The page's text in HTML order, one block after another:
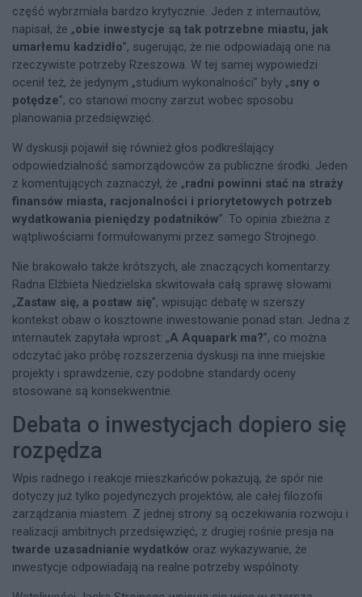
część wybrzmiała bardzo krytycznie. Jeden z internautów,
napisał, że „obie inwestycje są tak potrzebne miastu, jak
umarłemu kadzidło”, sugerując, że nie odpowiadają one na
rzeczywiste potrzeby Rzeszowa. W tej samej wypowiedzi
ocenił też, że jedynym „studium wykonalności” były „sny o
potędze”, co stanowi mocny zarzut wobec sposobu
planowania przedsięwzięć.
W dyskusji pojawił się również głos podkreślający
odpowiedzialność samorządowców za publiczne środki. Jeden
z komentujących zaznaczył, że „radni powinni stać na straży
finansów miasta, racjonalności i priorytetowych potrzeb
wydatkowania pieniędzy podatników”. To opinia zbieżna z
wątpliwościami formułowanymi przez samego Strojnego.
Nie brakowało także krótszych, ale znaczących komentarzy.
Radna Elżbieta Niedzielska skwitowała całą sprawę słowami
„Zastaw się, a postaw się”, wpisując debatę w szerszy
kontekst obaw o kosztowne inwestowanie ponad stan. Jedna z
internautek zapytała wprost: „A Aquapark ma?”, co można
odczytać jako próbę rozszerzenia dyskusji na inne miejskie
projekty i sprawdzenie, czy podobne standardy oceny
stosowane są konsekwentnie.
Debata o inwestycjach dopiero się
rozpędza
Wpis radnego i reakcje mieszkańców pokazują, że spór nie
dotyczy już tylko pojedynczych projektów, ale całej filozofii
zarządzania miastem. Z jednej strony są oczekiwania rozwoju i
realizacji ambitnych przedsięwzięć, z drugiej rośnie presja na
twarde uzasadnianie wydatków oraz wykazywanie, że
inwestycje odpowiadają na realne potrzeby wspólnoty.